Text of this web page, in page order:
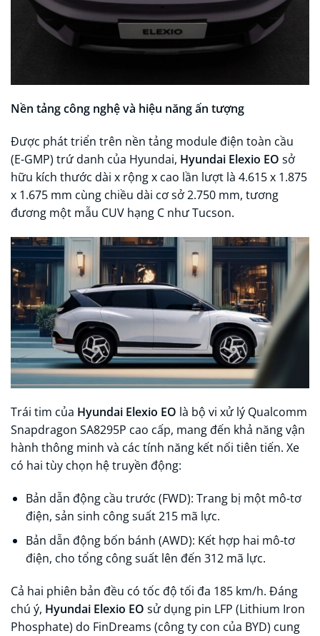
Nền tảng công nghệ và hiệu năng ấn tượng
Được phát triển trên nền tảng module điện toàn cầu
(E-GMP) trứ danh của Hyundai, Hyundai Elexio EO sở
hữu kích thước dài x rộng x cao lần lượt là 4.615 x 1.875
x 1.675 mm cùng chiều dài cơ sở 2.750 mm, tương
đương một mẫu CUV hạng C như Tucson.
Trái tim của Hyundai Elexio EO là bộ vi xử lý Qualcomm
Snapdragon SA8295P cao cấp, mang đến khả năng vận
hành thông minh và các tính năng kết nối tiên tiến. Xe
có hai tùy chọn hệ truyền động:
Bản dẫn động cầu trước (FWD): Trang bị một mô-tơ
điện, sản sinh công suất 215 mã lực.
Bản dẫn động bốn bánh (AWD): Kết hợp hai mô-tơ
điện, cho tổng công suất lên đến 312 mã lực.
Cả hai phiên bản đều có tốc độ tối đa 185 km/h. Đáng
chú ý, Hyundai Elexio EO sử dụng pin LFP (Lithium Iron
Phosphate) do FinDreams (công ty con của BYD) cung